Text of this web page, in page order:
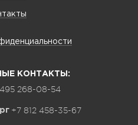
КОНТАКТЫ:
268-08-54
+7 812 458-35-67